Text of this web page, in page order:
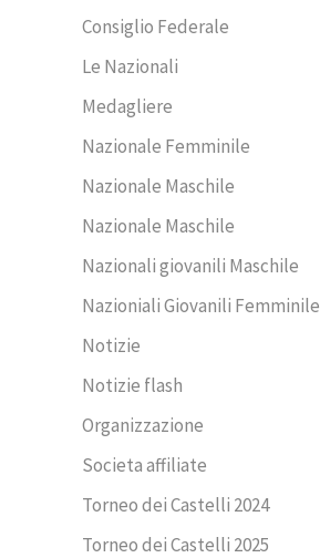
Consiglio Federale
Le Nazionali
Medagliere
Nazionale Femminile
Nazionale Maschile
Nazionale Maschile
Nazionali giovanili Maschile
Nazioniali Giovanili Femminile
Notizie
Notizie flash
Organizzazione
Societa affiliate
Torneo dei Castelli 2024
Torneo dei Castelli 2025